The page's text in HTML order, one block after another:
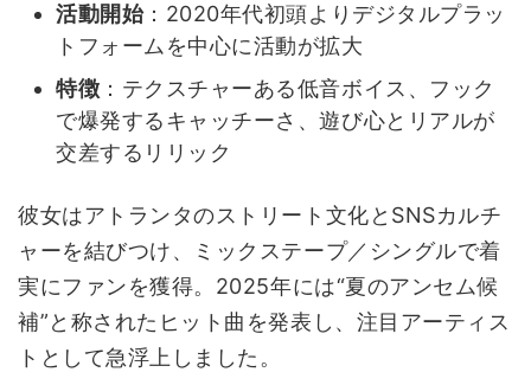
活動開始：2020年代初頭よりデジタルプラッ
トフォームを中心に活動が拡大
特徴 ：テクスチャーある低音ボイス、フック
で爆発するキャッチーさ、遊び心とリアルが
交差するリリック
彼女はアトランタのストリート文化とSNSカルチ
ャーを結びつけ、ミックステープ／シングルで着
実にファンを獲得。2025年には“夏のアンセム候
補”と称されたヒット曲を発表し、注目アーティス
トとして急浮上しました。